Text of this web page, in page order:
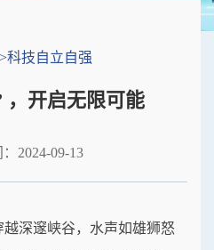
>科技自立自强
，开启无限可能
2024-09-13
深邃峡谷，水声如雄狮怒